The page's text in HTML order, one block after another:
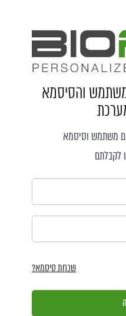
והסיסמא
משתמש וסיסמא
לקבלתם
שכחת סיסמא?